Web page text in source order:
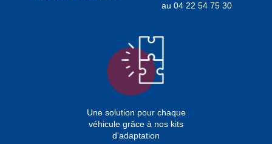
au 04 22 54 75 30
Une solution pour chaque
véhicule grâce à nos kits
d'adaptation